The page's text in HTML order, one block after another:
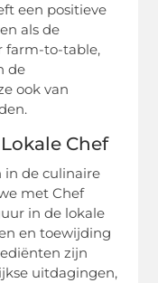
een positieve
als de
farm-to-table,
de
ook van
Chef
de culinaire
met Chef
in de lokale
en toewijding
zijn
uitdagingen,